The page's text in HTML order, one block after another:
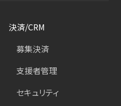
決済/CRM
募集決済
支援者管理
セキュリティ